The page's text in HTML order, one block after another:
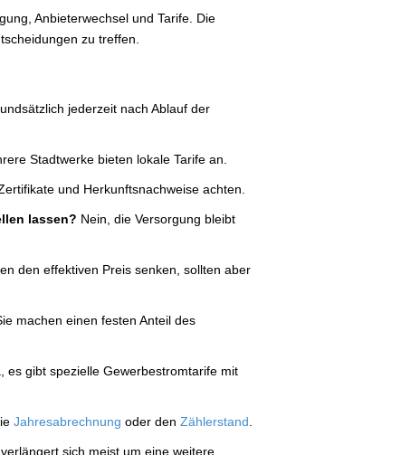
Anbieterwechsel und Tarife. Die
zu treffen.
jederzeit nach Ablauf der
Stadtwerke bieten lokale Tarife an.
und Herkunftsnachweise achten.
lassen? Nein, die Versorgung bleibt
den effektiven Preis senken, sollten aber
machen einen festen Anteil des
es gibt spezielle Gewerbestromtarife mit
Jahresabrechnung oder den Zählerstand
sich meist um eine weitere